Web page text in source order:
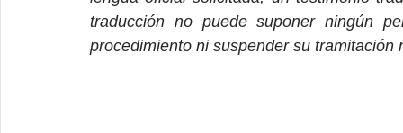
traducción no puede suponer ningún
procedimiento ni suspender su tramitación